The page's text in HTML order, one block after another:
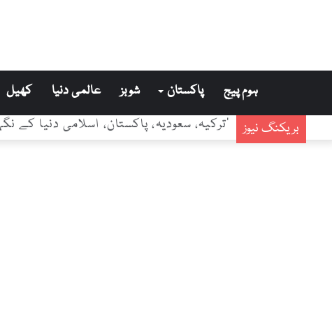
ہوم پیج پاکستان شوبز عالمی دنیا کھیل
بریکنگ نیوز ‘ترکیہ، سعودیہ، پاکستان، اسلامی دنیا